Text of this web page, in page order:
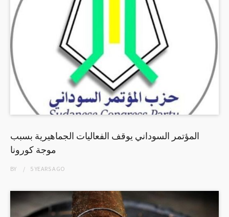
المؤتمر السوداني يوقف الفعاليات الجماهيرية بسبب
موجة كورونا
BY 5 YEARSAGO